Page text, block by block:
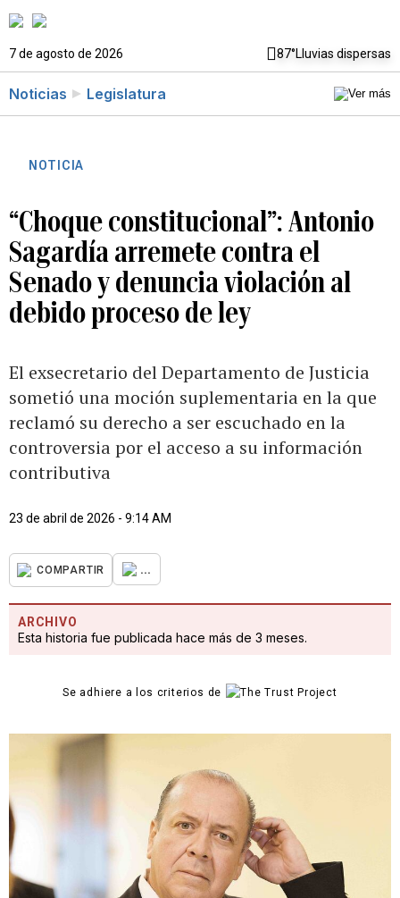
7 de agosto de 2026 87°Lluvias dispersas
Noticias Legislatura
NOTICIA
“Choque constitucional”: Antonio
Sagardía arremete contra el
Senado y denuncia violación al
debido proceso de ley
El exsecretario del Departamento de Justicia
sometió una moción suplementaria en la que
reclamó su derecho a ser escuchado en la
controversia por el acceso a su información
contributiva
23 de abril de 2026 - 9:14 AM
COMPARTIR ...
ARCHIVO
Esta historia fue publicada hace más de 3 meses.
Se adhiere a los criterios de